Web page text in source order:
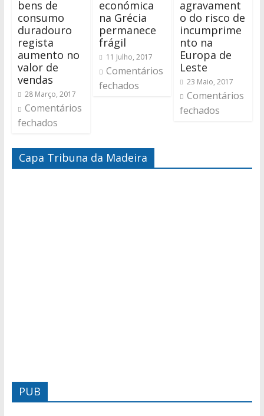
bens de
consumo
duradouro
regista
aumento no
valor de
vendas
28 Março, 2017
Comentários
fechados
económica
na Grécia
permanece
frágil
11 Julho, 2017
Comentários
fechados
agravament
o do risco de
incumprime
nto na
Europa de
Leste
23 Maio, 2017
Comentários
fechados
Capa Tribuna da Madeira
PUB